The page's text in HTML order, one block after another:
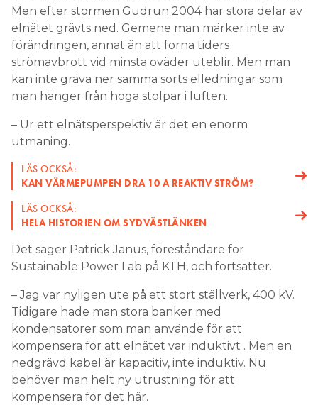
Men efter stormen Gudrun 2004 har stora delar av
elnätet grävts ned. Gemene man märker inte av
förändringen, annat än att forna tiders
strömavbrott vid minsta oväder uteblir. Men man
kan inte gräva ner samma sorts elledningar som
man hänger från höga stolpar i luften.
– Ur ett elnätsperspektiv är det en enorm
utmaning.
LÄS OCKSÅ:
KAN VÄRMEPUMPEN DRA 10 A REAKTIV STRÖM?
LÄS OCKSÅ:
HELA HISTORIEN OM SYDVÄSTLÄNKEN
Det säger Patrick Janus, föreståndare för
Sustainable Power Lab på KTH, och fortsätter.
– Jag var nyligen ute på ett stort ställverk, 400 kV.
Tidigare hade man stora banker med
kondensatorer som man använde för att
kompensera för att elnätet var induktivt . Men en
nedgrävd kabel är kapacitiv, inte induktiv. Nu
behöver man helt ny utrustning för att
kompensera för det här.